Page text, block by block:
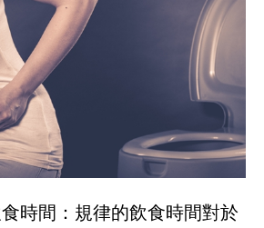
間：規律的飲食時間對於